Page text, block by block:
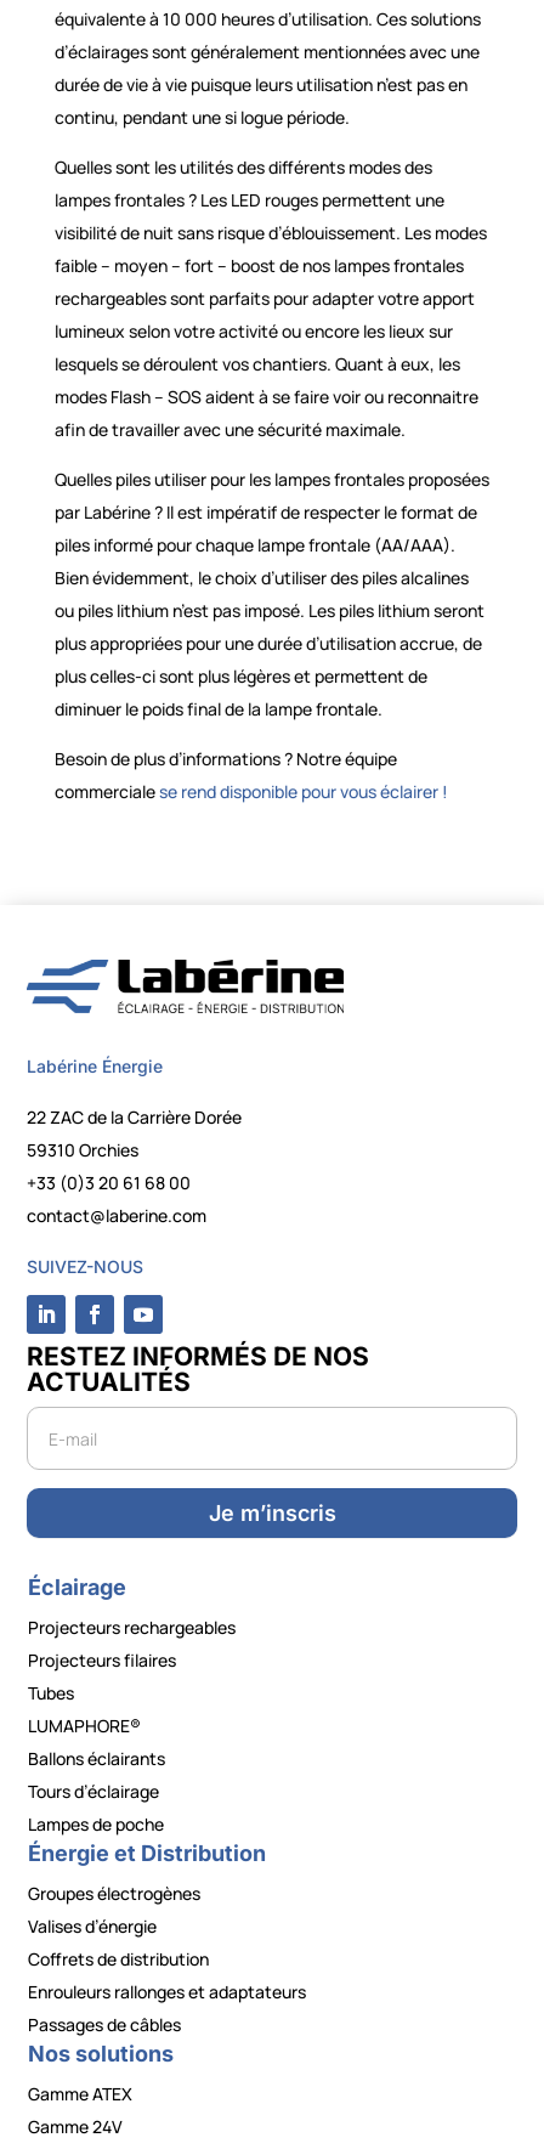
équivalente à 10 000 heures d’utilisation. Ces solutions
d’éclairages sont généralement mentionnées avec une
durée de vie à vie puisque leurs utilisation n’est pas en
continu, pendant une si logue période.
Quelles sont les utilités des différents modes des
lampes frontales ? Les LED rouges permettent une
visibilité de nuit sans risque d’éblouissement. Les modes
faible – moyen – fort – boost de nos lampes frontales
rechargeables sont parfaits pour adapter votre apport
lumineux selon votre activité ou encore les lieux sur
lesquels se déroulent vos chantiers. Quant à eux, les
modes Flash – SOS aident à se faire voir ou reconnaitre
afin de travailler avec une sécurité maximale.
Quelles piles utiliser pour les lampes frontales proposées
par Labérine ? Il est impératif de respecter le format de
piles informé pour chaque lampe frontale (AA/AAA).
Bien évidemment, le choix d’utiliser des piles alcalines
ou piles lithium n’est pas imposé. Les piles lithium seront
plus appropriées pour une durée d’utilisation accrue, de
plus celles-ci sont plus légères et permettent de
diminuer le poids final de la lampe frontale.
Besoin de plus d’informations ? Notre équipe
commercialese rend disponible pour vous éclairer !
Labérine Énergie
22 ZAC de la Carrière Dorée
59310 Orchies
+33 (0)3 20 61 68 00
contact@laberine.com
SUIVEZ-NOUS
RESTEZ INFORMÉS DE NOS
ACTUALITÉS
Newsletter
Je m’inscris
Éclairage
Projecteurs rechargeables
Projecteurs filaires
Tubes
LUMAPHORE®
Ballons éclairants
Tours d’éclairage
Lampes de poche
Énergie et Distribution
Groupes électrogènes
Valises d’énergie
Coffrets de distribution
Enrouleurs rallonges et adaptateurs
Passages de câbles
Nos solutions
Gamme ATEX
Gamme 24V